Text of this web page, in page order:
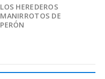
LOS HEREDEROS
MANIRROTOS DE
PERÓN